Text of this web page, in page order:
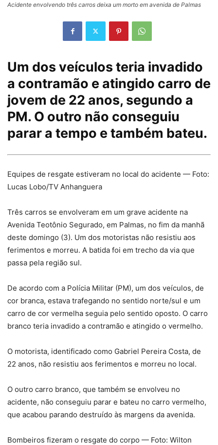
Acidente envolvendo três carros deixa um morto em avenida de Palmas
Um dos veículos teria invadido
a contramão e atingido carro de
jovem de 22 anos, segundo a
PM. O outro não conseguiu
parar a tempo e também bateu.
Equipes de resgate estiveram no local do acidente — Foto:
Lucas Lobo/TV Anhanguera
Três carros se envolveram em um grave acidente na
Avenida Teotônio Segurado, em Palmas, no fim da manhã
deste domingo (3). Um dos motoristas não resistiu aos
ferimentos e morreu. A batida foi em trecho da via que
passa pela região sul.
De acordo com a Polícia Militar (PM), um dos veículos, de
cor branca, estava trafegando no sentido norte/sul e um
carro de cor vermelha seguia pelo sentido oposto. O carro
branco teria invadido a contramão e atingido o vermelho.
O motorista, identificado como Gabriel Pereira Costa, de
22 anos, não resistiu aos ferimentos e morreu no local.
O outro carro branco, que também se envolveu no
acidente, não conseguiu parar e bateu no carro vermelho,
que acabou parando destruído às margens da avenida.
Bombeiros fizeram o resgate do corpo — Foto: Wilton